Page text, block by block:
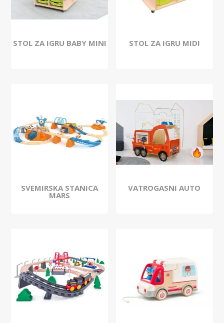
STOL ZA IGRU BABY MINI STOL ZA IGRU MIDI
SVEMIRSKA STANICA
MARS
VATROGASNI AUTO